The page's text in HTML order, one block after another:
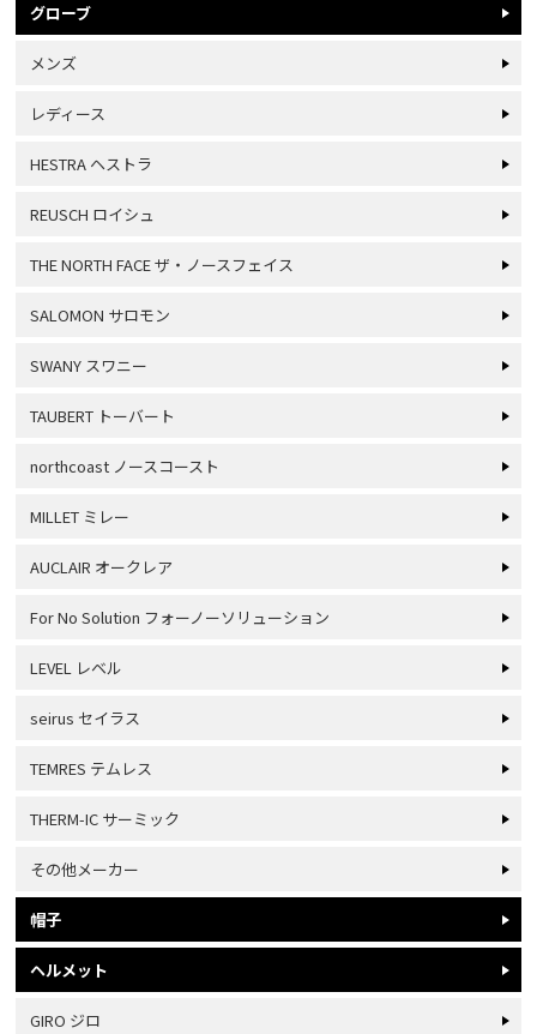
グローブ
メンズ
レディース
HESTRA ヘストラ
REUSCH ロイシュ
THE NORTH FACE ザ・ノースフェイス
SALOMON サロモン
SWANY スワニー
TAUBERT トーバート
northcoast ノースコースト
MILLET ミレー
AUCLAIR オークレア
For No Solution フォーノーソリューション
LEVEL レベル
seirus セイラス
TEMRES テムレス
THERM-IC サーミック
その他メーカー
帽子
ヘルメット
GIRO ジロ